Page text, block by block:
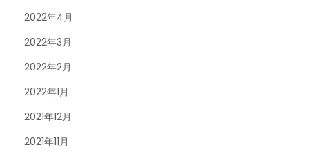
2022年4月
2022年3月
2022年2月
2022年1月
2021年12月
2021年11月